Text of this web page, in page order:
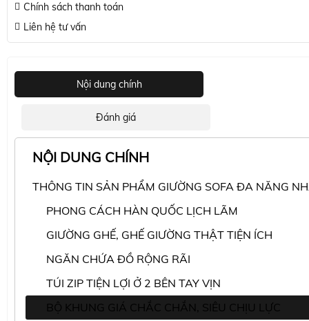
Chính sách thanh toán
Liên hệ tư vấn
Nội dung chính
Đánh giá
NỘI DUNG CHÍNH
THÔNG TIN SẢN PHẨM GIƯỜNG SOFA ĐA NĂNG
PHONG CÁCH HÀN QUỐC LỊCH LÃM
GIƯỜNG GHẾ, GHẾ GIƯỜNG THẬT TIỆN ÍCH
NGĂN CHỨA ĐỒ RỘNG RÃI
TÚI ZIP TIỆN LỢI Ở 2 BÊN TAY VỊN
BỘ KHUNG GIÁ CHẮC CHẮN, SIÊU CHỊU LỰC